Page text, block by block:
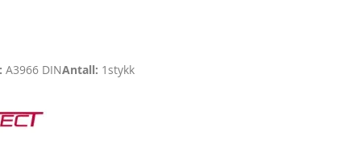
A3966 DINAntall 1 stykk